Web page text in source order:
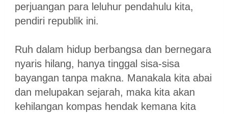
perjuangan para leluhur pendahulu kita,
pendiri republik ini.
Ruh dalam hidup berbangsa dan bernegara
nyaris hilang, hanya tinggal sisa-sisa
bayangan tanpa makna. Manakala kita abai
dan melupakan sejarah, maka kita akan
kehilangan kompas hendak kemana kita